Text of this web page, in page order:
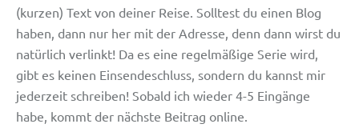
(kurzen) Text von deiner Reise. Solltest du einen Blog
haben, dann nur her mit der Adresse, denn dann wirst du
natürlich verlinkt! Da es eine regelmäßige Serie wird,
gibt es keinen Einsendeschluss, sondern du kannst mir
jederzeit schreiben! Sobald ich wieder 4-5 Eingänge
habe, kommt der nächste Beitrag online.